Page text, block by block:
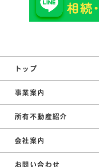
トップ
事業案内
所有不動産紹介
会社案内
お問い合わせ